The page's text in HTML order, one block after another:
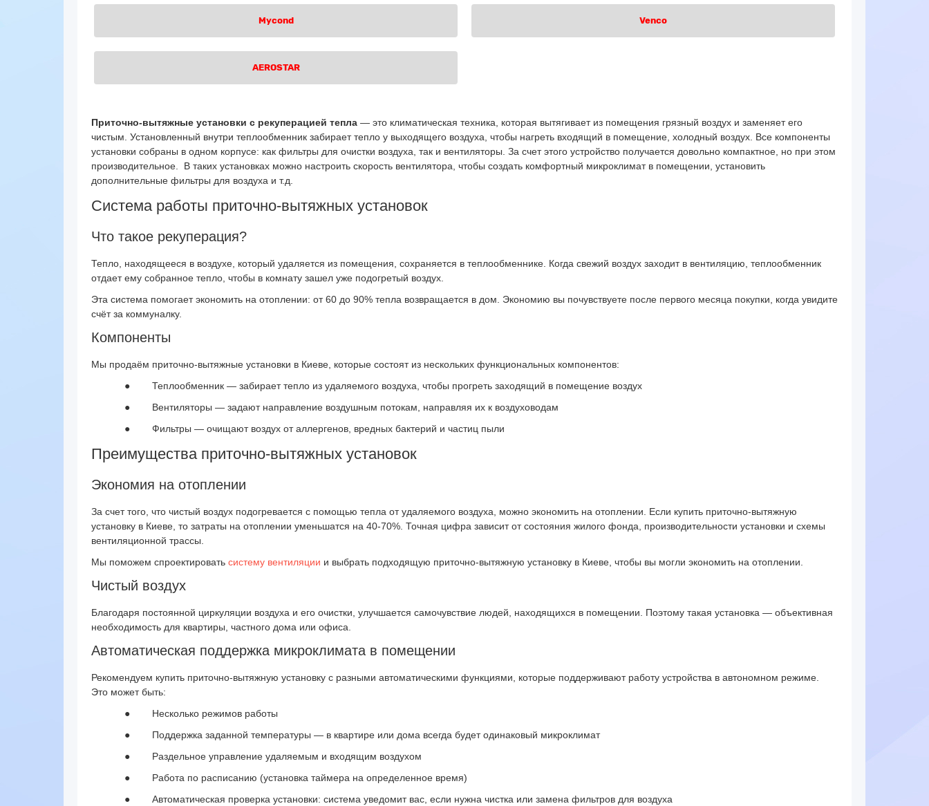
Mycond Venco
AEROSTAR
Приточно-вытяжные установки с рекуперацией тепла — это климатическая техника, которая вытягивает из помещения грязный воздух и заменяет его
чистым. Установленный внутри теплообменник забирает тепло у выходящего воздуха, чтобы нагреть входящий в помещение, холодный воздух. Все компоненты
установки собраны в одном корпусе: как фильтры для очистки воздуха, так и вентиляторы. За счет этого устройство получается довольно компактное, но при этом
производительное.
В таких установках можно настроить скорость вентилятора, чтобы создать комфортный микроклимат в помещении, установить
дополнительные фильтры для воздуха и т.д.
Система работы приточно-вытяжных установок
Что такое рекуперация?
Тепло, находящееся в воздухе, который удаляется из помещения, сохраняется в теплообменнике. Когда свежий воздух заходит в вентиляцию, теплообменник
отдает ему собранное тепло, чтобы в комнату зашел уже подогретый воздух.
Эта система помогает экономить на отоплении: от 60 до 90% тепла возвращается в дом. Экономию вы почувствуете после первого месяца покупки, когда увидите
счёт за коммуналку.
Компоненты
Мы продаём приточно-вытяжные установки в Киеве, которые состоят из нескольких функциональных компонентов:
●
Теплообменник — забирает тепло из удаляемого воздуха, чтобы прогреть заходящий в помещение воздух
●
Вентиляторы — задают направление воздушным потокам, направляя их к воздуховодам
●
Фильтры — очищают воздух от аллергенов, вредных бактерий и частиц пыли
Преимущества приточно-вытяжных установок
Экономия на отоплении
За счет того, что чистый воздух подогревается с помощью тепла от удаляемого воздуха, можно экономить на отоплении. Если купить приточно-вытяжную
установку в Киеве, то затраты на отоплении уменьшатся на 40-70%. Точная цифра зависит от состояния жилого фонда, производительности установки и схемы
вентиляционной трассы.
Мы поможем спроектировать систему вентиляции и выбрать подходящую приточно-вытяжную установку в Киеве, чтобы вы могли экономить на отоплении.
Чистый воздух
Благодаря постоянной циркуляции воздуха и его очистки, улучшается самочувствие людей, находящихся в помещении. Поэтому такая установка — объективная
необходимость для квартиры, частного дома или офиса.
Автоматическая поддержка микроклимата в помещении
Рекомендуем купить приточно-вытяжную установку с разными автоматическими функциями, которые поддерживают работу устройства в автономном режиме.
Это может быть:
●
Несколько режимов работы
●
Поддержка заданной температуры — в квартире или дома всегда будет одинаковый микроклимат
●
Раздельное управление удаляемым и входящим воздухом
●
Работа по расписанию (установка таймера на определенное время)
●
Автоматическая проверка установки: система уведомит вас, если нужна чистка или замена фильтров для воздуха